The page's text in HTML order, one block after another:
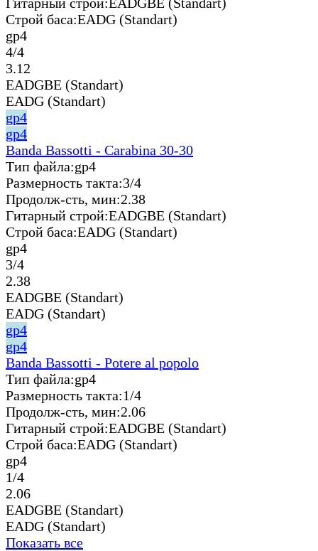
Строй баса:EADG (Standart)
gp4
4/4
3.12
EADGBE (Standart)
EADG (Standart)
gp4
gp4
Banda Bassotti - Carabina 30-30
Тип файла:gp4
Размерность такта:3/4
Продолж-сть, мин:2.38
Гитарный строй:EADGBE (Standart)
Строй баса:EADG (Standart)
gp4
3/4
2.38
EADGBE (Standart)
EADG (Standart)
gp4
gp4
Banda Bassotti - Potere al popolo
Тип файла:gp4
Размерность такта:1/4
Продолж-сть, мин:2.06
Гитарный строй:EADGBE (Standart)
Строй баса:EADG (Standart)
gp4
1/4
2.06
EADGBE (Standart)
EADG (Standart)
Показать все